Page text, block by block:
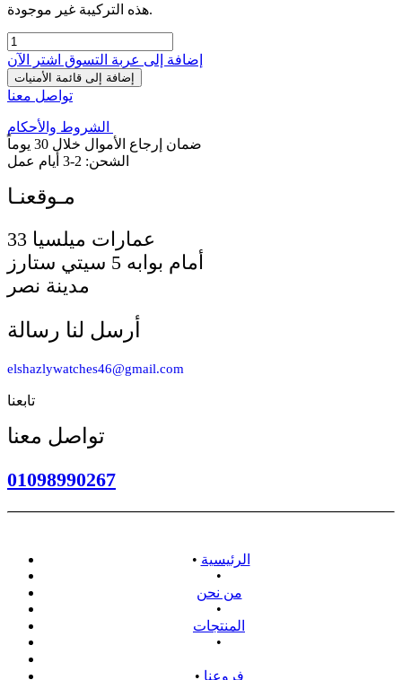
هذه التركيبة غير موجودة.
إضافة إلى عربة التسوق اشترِ الآن
إضافة إلى قائمة الأمنيات
تواصل معنا
الشروط والأحكام
ضمان إرجاع الأموال خلال 30 يوماً
الشحن: 2-3 أيام عمل
أمام بوابه 5 سيتي ستارز
مدينة نصر
أرسل لنا رسالة
elshazlywatches46@gmail.com
تابعنا
تواصل معنا
01098990267
• الرئيسية
•
من نحن
•
المنتجات
•
• فروعنا